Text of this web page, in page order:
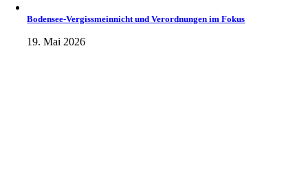
Bodensee-Vergissmeinnicht und Verordnungen im Fokus
19. Mai 2026